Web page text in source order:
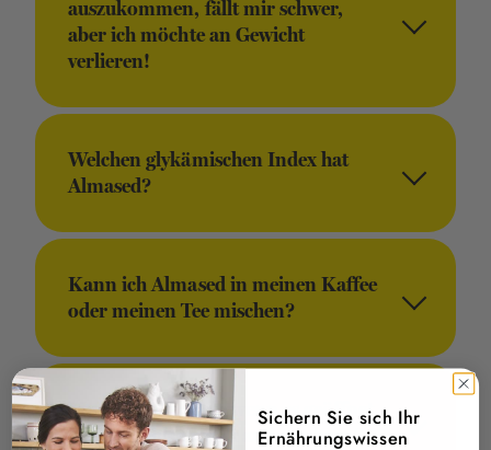
auszukommen, fällt mir schwer,
aber ich möchte an Gewicht
verlieren!
Welchen glykämischen Index hat
Almased?
Kann ich Almased in meinen Kaffee
oder meinen Tee mischen?
Muss ich Almased, wenn es geöffnet
ist, im Kühlschrank aufbewahren?
Sichern Sie sich Ihr
Ernährungswissen